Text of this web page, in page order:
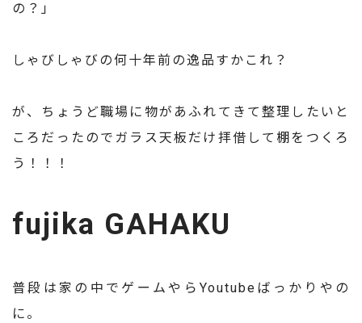
の？」
しゃびしゃびの何十年前の逸品すかこれ？
が、ちょうど職場に物があふれてきて整理したいと
ころだったのでガラス天板だけ拝借して棚をつくろ
う！！！
fujika GAHAKU
普段は家の中でゲームやらYoutubeばっかりやの
に。